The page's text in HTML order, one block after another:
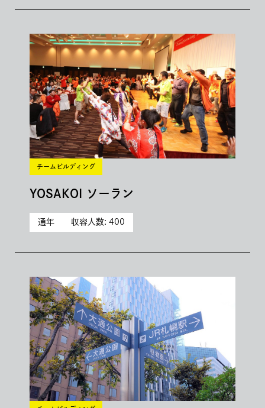
チームビルディング
YOSAKOI ソーラン
通年 収容人数: 400